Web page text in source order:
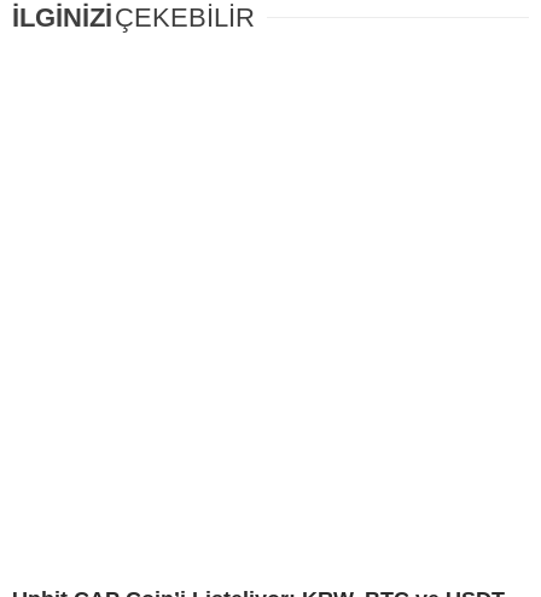
İLGİNİZİÇEKEBİLİR